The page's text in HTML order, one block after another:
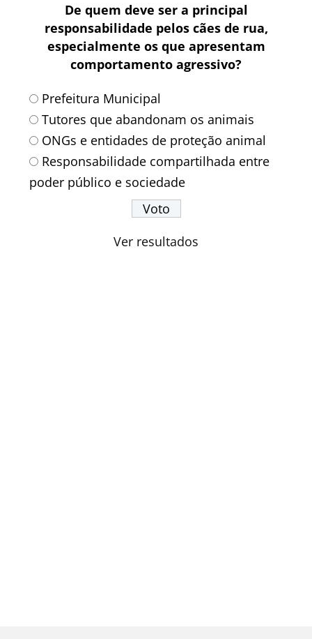
De quem deve ser a principal
responsabilidade pelos cães de rua,
especialmente os que apresentam
comportamento agressivo?
Prefeitura Municipal
Tutores que abandonam os animais
ONGs e entidades de proteção animal
Responsabilidade compartilhada entre
poder público e sociedade
Ver resultados